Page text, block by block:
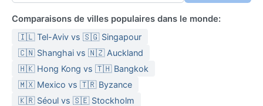
Comparaisons de villes populaires dans le monde:
🇮🇱 Tel-Aviv vs 🇸🇬 Singapour
🇨🇳 Shanghai vs 🇳🇿 Auckland
🇭🇰 Hong Kong vs 🇹🇭 Bangkok
🇲🇽 Mexico vs 🇹🇷 Byzance
🇰🇷 Séoul vs 🇸🇪 Stockholm